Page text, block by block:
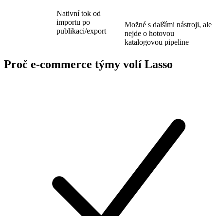
Nativní tok od
importu po
publikaci/export
Možné s dalšími nástroji, ale
nejde o hotovou
katalogovou pipeline
Proč e-commerce týmy volí Lasso